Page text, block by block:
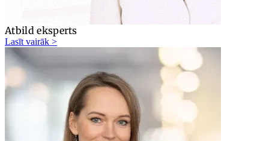
Atbild eksperts
Lasīt vairāk >